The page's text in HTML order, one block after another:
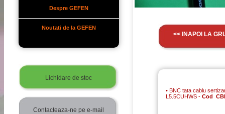
Despre GEFEN
Noutati de la GEFEN
Lichidare de stoc
Contacteaza-ne pe e-mail
<< INAPOI LA
• BNC tata cablu
L5.5CUHWS - Cod